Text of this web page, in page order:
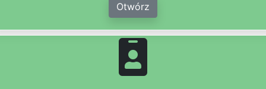
Otwórz